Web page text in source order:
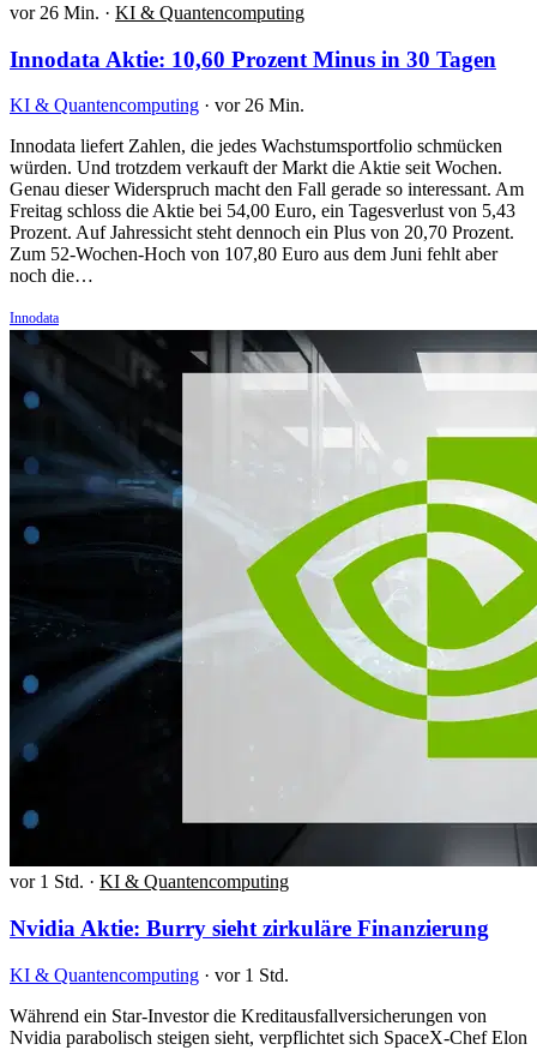
vor 26 Min. · KI & Quantencomputing
Innodata Aktie: 10,60 Prozent Minus in 30 Tagen
KI & Quantencomputing · vor 26 Min.
Innodata liefert Zahlen, die jedes Wachstumsportfolio schmücken
würden. Und trotzdem verkauft der Markt die Aktie seit Wochen.
Genau dieser Widerspruch macht den Fall gerade so interessant. Am
Freitag schloss die Aktie bei 54,00 Euro, ein Tagesverlust von 5,43
Prozent. Auf Jahressicht steht dennoch ein Plus von 20,70 Prozent.
Zum 52-Wochen-Hoch von 107,80 Euro aus dem Juni fehlt aber
noch die…
Innodata
vor 1 Std. · KI & Quantencomputing
Nvidia Aktie: Burry sieht zirkuläre Finanzierung
KI & Quantencomputing · vor 1 Std.
Während ein Star-Investor die Kreditausfallversicherungen von
Nvidia parabolisch steigen sieht, verpflichtet sich SpaceX-Chef Elon